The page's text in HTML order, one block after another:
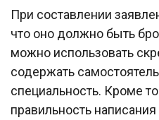
При составлении
что оно должно быть
можно использовать
содержать
специальность. Кроме
правильность